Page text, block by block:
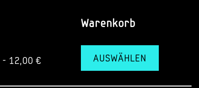
Warenkorb
- 12,00 € AUSWÄHLEN